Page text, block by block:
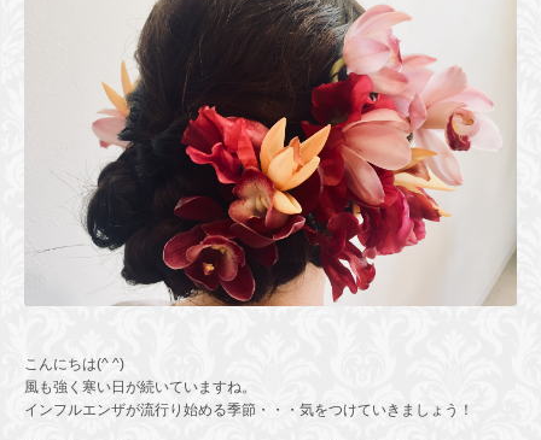
こんにちは(^ ^)
風も強く寒い日が続いていますね。
インフルエンザが流行り始める季節・・・気をつけていきましょう！